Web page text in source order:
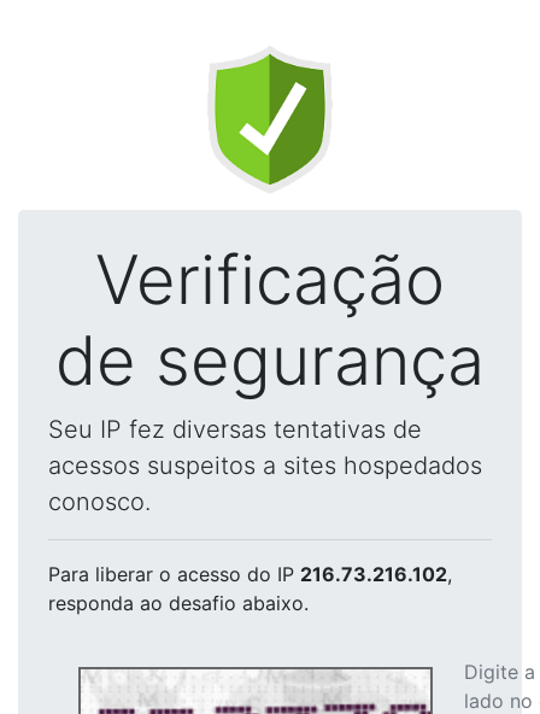
Verificação
de segurança
Seu IP fez diversas tentativas de
acessos suspeitos a sites hospedados
conosco.
Para liberar o acesso do IP 216.73.216.102,
responda ao desafio abaixo.
Digite
lado no